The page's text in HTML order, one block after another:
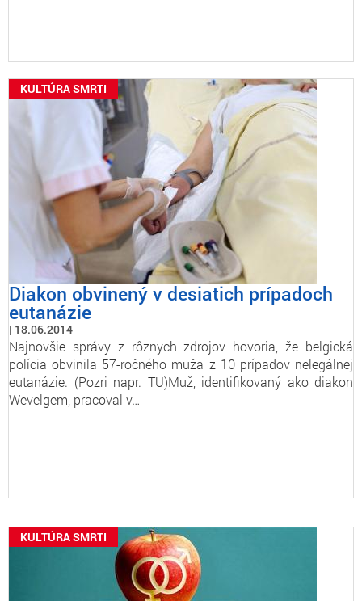
KULTÚRA SMRTI
Diakon obvinený v desiatich prípadoch
eutanázie
18.06.2014
Najnovšie správy z rôznych zdrojov hovoria, že belgická
polícia obvinila 57-ročného muža z 10 prípadov nelegálnej
eutanázie. (Pozri napr. TU)Muž, identifikovaný ako diakon
Wevelgem, pracoval v…
KULTÚRA SMRTI